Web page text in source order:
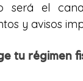
será el
y avisos
tu régimen